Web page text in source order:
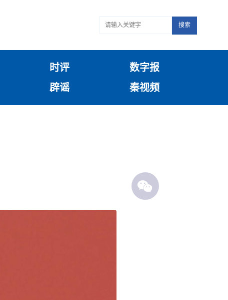
搜索
时评
数字报
辟谣 秦视频